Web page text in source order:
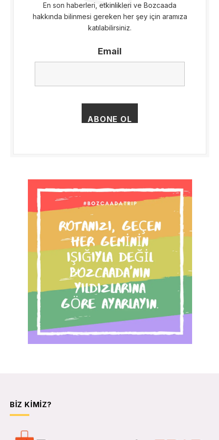
En son haberleri, etkinlikleri ve Bozcaada
hakkında bilinmesi gereken her şey için aramıza
katılabilirsiniz.
Email
BIZ KIMIZ?